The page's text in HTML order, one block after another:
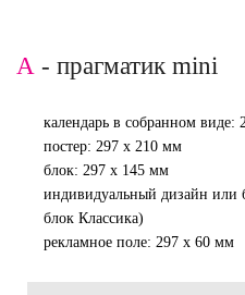
А - прагматик mini
календарь в собранном виде:
постер: 297 х 210 мм
блок: 297 х 145 мм
индивидуальный дизайн или
блок Классика)
рекламное поле: 297 х 60 мм